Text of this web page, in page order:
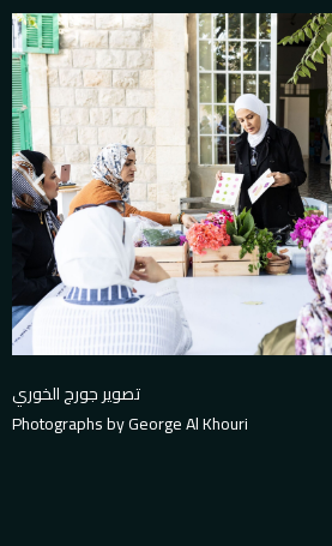
تصوير جورج الخوري
Photographs by George Al Khouri